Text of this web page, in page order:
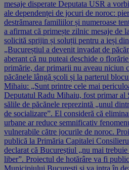
mesaje disperate Deputata USR a
ale dependenței de jocuri de noroc:
destrămarea familiilor și numeroase
a afirmat că primește zilnic mesaje de
solicită sprijin și soluții pentru a ieși
„Bucureștiul a devenit invadat de
aberant că nu puteai deschide o
primărie, dar primarii nu aveau niciun
păcănele lângă școli și la parterul
Mihaiu: „Sunt printre cele mai
Deputatul Radu Mihaiu, fost primar al
sălile de păcănele reprezintă „unul
de socializare”. El consideră că
urbane ar reduce semnificativ
vulnerabile către jocurile de noroc.
publică la Primăria Capitalei
declarat că Bucureștiul „nu mai
liber”. Proiectul de hotărâre va fi